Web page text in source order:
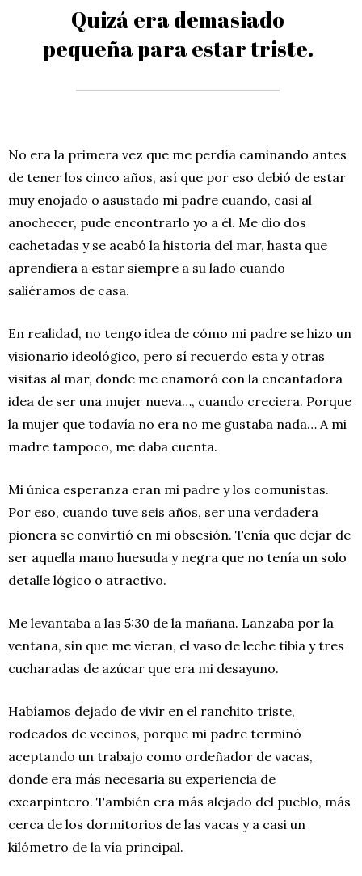
Quizá era demasiado
pequeña para estar triste.
No era la primera vez que me perdía caminando antes
de tener los cinco años, así que por eso debió de estar
muy enojado o asustado mi padre cuando, casi al
anochecer, pude encontrarlo yo a él. Me dio dos
cachetadas y se acabó la historia del mar, hasta que
aprendiera a estar siempre a su lado cuando
saliéramos de casa.
En realidad, no tengo idea de cómo mi padre se hizo un
visionario ideológico, pero sí recuerdo esta y otras
visitas al mar, donde me enamoró con la encantadora
idea de ser una mujer nueva…, cuando creciera. Porque
la mujer que todavía no era no me gustaba nada… A mi
madre tampoco, me daba cuenta.
Mi única esperanza eran mi padre y los comunistas.
Por eso, cuando tuve seis años, ser una verdadera
pionera se convirtió en mi obsesión. Tenía que dejar de
ser aquella mano huesuda y negra que no tenía un solo
detalle lógico o atractivo.
Me levantaba a las 5:30 de la mañana. Lanzaba por la
ventana, sin que me vieran, el vaso de leche tibia y tres
cucharadas de azúcar que era mi desayuno.
Habíamos dejado de vivir en el ranchito triste,
rodeados de vecinos, porque mi padre terminó
aceptando un trabajo como ordeñador de vacas,
donde era más necesaria su experiencia de
excarpintero. También era más alejado del pueblo, más
cerca de los dormitorios de las vacas y a casi un
kilómetro de la vía principal.